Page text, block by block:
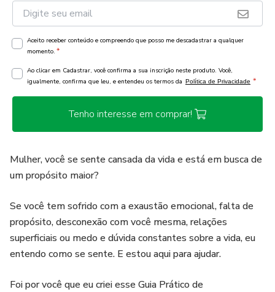
Aceito receber conteúdo e compreendo que posso me descadastrar a qualquer
momento. *
Ao clicar em Cadastrar, você confirma a sua inscrição neste produto. Você,
igualmente, confirma que leu, e entendeu os termos da Política de Privacidade *
Tenho interesse em comprar!
Mulher, você se sente cansada da vida e está em busca de
um propósito maior?
Se você tem sofrido com a exaustão emocional, falta de
propósito, desconexão com você mesma, relações
superficiais ou medo e dúvida constantes sobre a vida, eu
entendo como se sente. E estou aqui para ajudar.
Foi por você que eu criei esse Guia Prático de